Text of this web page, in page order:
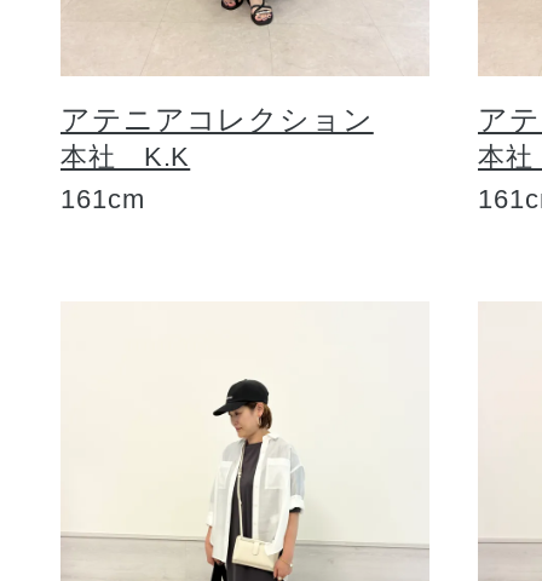
アテニアコレクション
本社 K.K
161cm
ア
本